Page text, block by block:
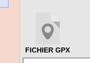
FICHIER GPX